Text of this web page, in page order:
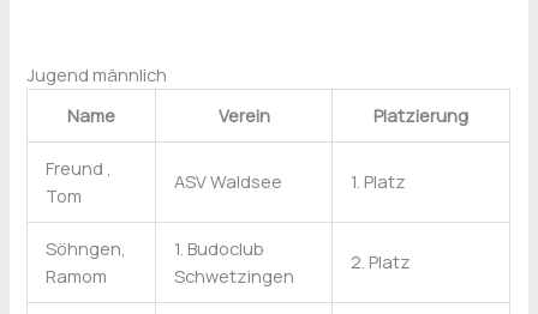
Jugend männlich
Name
Verein Platzierung
Freund ,
Tom
ASV Waldsee 1. Platz
Söhngen,
Ramom
1. Budoclub
Schwetzingen
2. Platz